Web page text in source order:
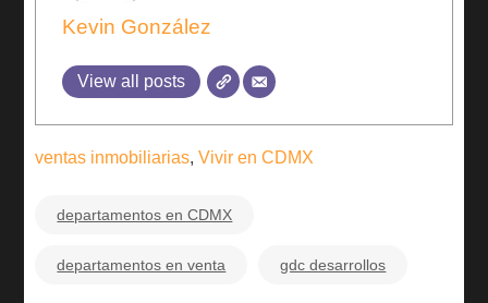
Kevin González
View all posts
ventas inmobiliarias,Vivir en CDMX
departamentos en CDMX
departamentos en venta gdc desarrollos